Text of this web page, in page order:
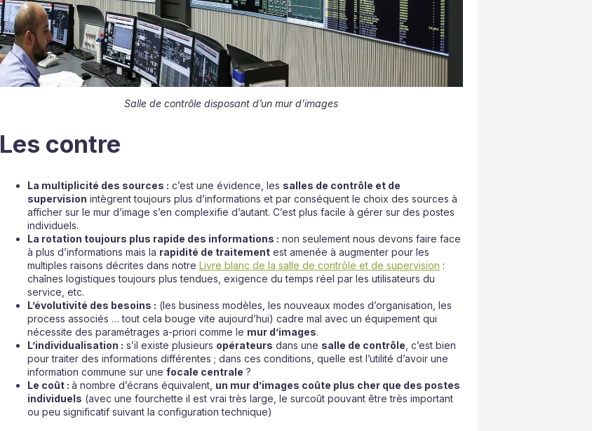
Salle de contrôle disposant d’un mur d’images
Les contre
La multiplicité des sources : c’est une évidence, les salles de contrôle et de
supervision intègrent toujours plus d’informations et par conséquent le choix des sources à
afficher sur le mur d’image s’en complexifie d’autant. C’est plus facile à gérer sur des postes
individuels.
La rotation toujours plus rapide des informations : non seulement nous devons faire face
à plus d’informations mais la rapidité de traitementest amenée à augmenter pour les
multiples raisons décrites dans notre Livre blanc de la salle de contrôle et de supervision :
chaînes logistiques toujours plus tendues, exigence du temps réel par les utilisateurs du
service, etc.
L’évolutivité des besoins : (les business modèles, les nouveaux modes d’organisation, les
process associés … tout cela bouge vite aujourd’hui) cadre mal avec un équipement qui
nécessite des paramétrages a-priori comme le mur d’images.
L’individualisation : s’il existe plusieurs opérateurs dans une salle de contrôle , c’est bien
pour traiter des informations différentes ; dans ces conditions, quelle est l’utilité d’avoir une
information commune sur une focale centrale ?
Le coût : à nombre d’écrans équivalent, un mur d’images coûte plus cher que des postes
individuels (avec une fourchette il est vrai très large, le surcoût pouvant être très important
ou peu significatif suivant la configuration technique)